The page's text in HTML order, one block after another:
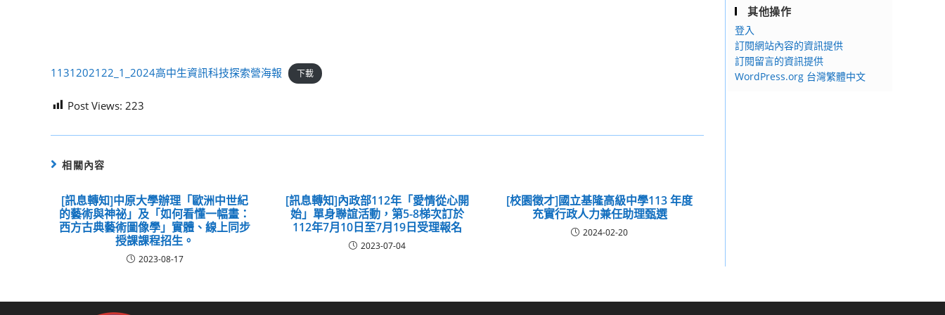
1131202122_1_2024高中生資訊科技探索營海報 下載
Post Views: 223
相關內容
[訊息轉知]中原大學辦理「歐洲中世紀
的藝術與神祕」及「如何看懂一幅畫：
西方古典藝術圖像學」實體、線上同步
授課課程招生。
2023-08-17
[訊息轉知]內政部112年「愛情從心開
始」單身聯誼活動，第5-8梯次訂於
112年7月10日至7月19日受理報名
2023-07-04
[校園徵才]國立基隆高級中學113 年度
充實行政人力兼任助理甄選
2024-02-20
其他操作
登入
訂閱網站內容的資訊提供
訂閱留言的資訊提供
WordPress.org 台灣繁體中文